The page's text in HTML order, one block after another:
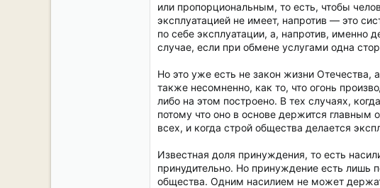
или пропорциональным, то есть, чтобы
эксплуатацией не имеет, напротив — это
по себе эксплуатации, а, напротив,
случае, если при обмене услугами одна
Но это уже есть не закон жизни Отечества,
также несомненно, как то, что огонь
либо на этом построено. В тех случаях,
потому что оно в основе держится
всех, и когда строй общества делается
Известная доля принуждения, то есть
принудительно. Но принуждение есть лишь
общества. Одним насилием не может